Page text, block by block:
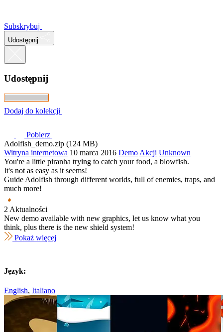
Subskrybuj
Udostępnij
Udostępnij
Dodaj do kolekcji
Pobierz
Adolfish_demo.zip (124 MB)
Witryna internetowa 10 marca 2016 Demo Akcji Unknown
You're a little piranha trying to catch your food, a blowfish.
It's not as easy as it seems!
Guide Adolfish through different worlds, full of enemies, traps, and
much more!
2 Aktualności
New ‪‎demo‬ available with new graphics, let us know what you
think, plus there is the new shield system!
Pokaż więcej
Język:
English, Italiano